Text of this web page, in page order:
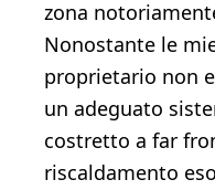
zona
Nonostante le
proprietario non
un adeguato
costretto a far
riscaldamento